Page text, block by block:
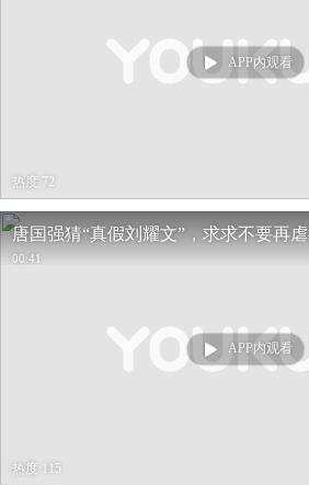
APP内观看
热度 72
唐国强猜“真假刘耀文”，求求不要再虐
00:41
APP内观看
热度 115